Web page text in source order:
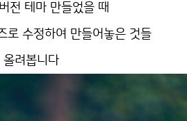
전 테마 만들었을 때
로 수정하여 만들어놓은 것들
올려봅니다